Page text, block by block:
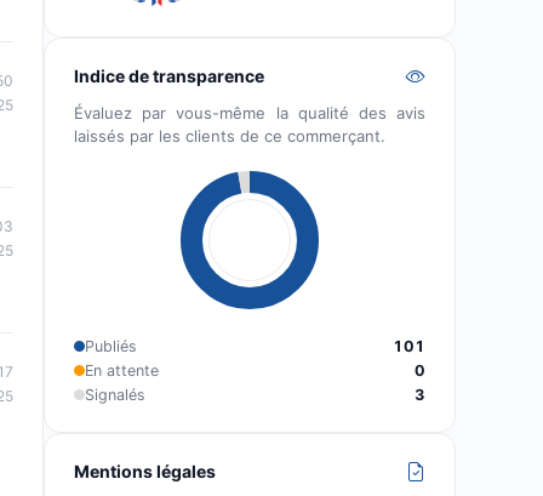
Indice de transparence
Évaluez par vous-même la qualité des avis
laissés par les clients de ce commerçant.
Publiés
101
En attente
0
Signalés
3
Mentions légales